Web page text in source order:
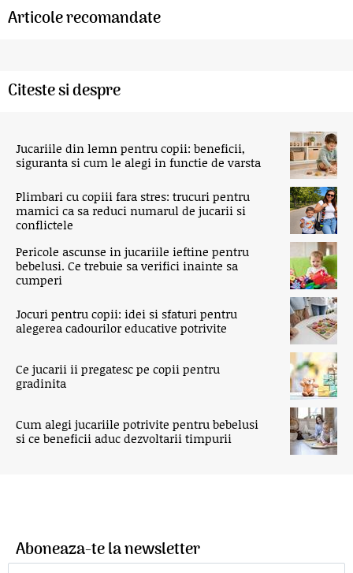
Articole recomandate
Citeste si despre
Jucariile din lemn pentru copii: beneficii,
siguranta si cum le alegi in functie de varsta
Plimbari cu copiii fara stres: trucuri pentru
mamici ca sa reduci numarul de jucarii si
conflictele
Pericole ascunse in jucariile ieftine pentru
bebelusi. Ce trebuie sa verifici inainte sa
cumperi
Jocuri pentru copii: idei si sfaturi pentru
alegerea cadourilor educative potrivite
Ce jucarii ii pregatesc pe copii pentru
gradinita
Cum alegi jucariile potrivite pentru bebelusi
si ce beneficii aduc dezvoltarii timpurii
Aboneaza-te la newsletter